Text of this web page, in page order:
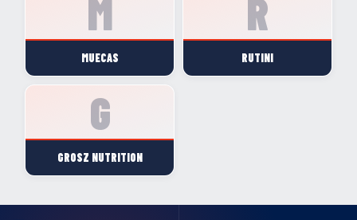
MUECAS RUTINI
GROSZ NUTRITION